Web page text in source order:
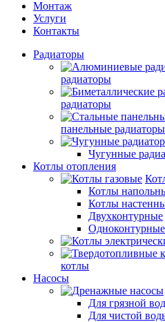
Монтаж
Услуги
Контакты
Радиаторы
радиаторы
радиаторы
панельные радиаторы
Чугунные
Котлы отопления
Котлы
Котлы
Двухконтурные
Одноконтурные
котлы
Насосы
Для грязной
Для чистой